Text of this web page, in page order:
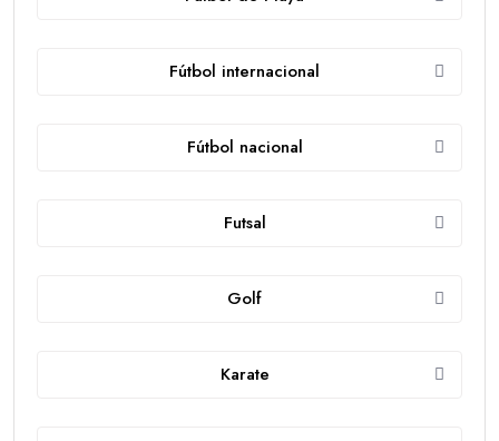
Fútbol internacional
Fútbol nacional
Futsal
Golf
Karate